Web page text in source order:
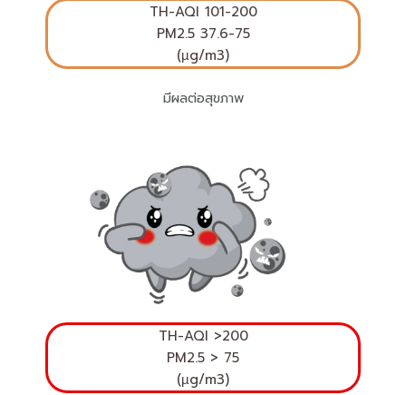
TH-AQI 101-200
PM2.5 37.6-75
(µg/m3)
มีผลต่อสุขภาพ
TH-AQI >200
PM2.5 > 75
(µg/m3)